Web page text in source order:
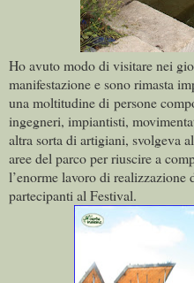
Ho avuto modo di visitare nei
manifestazione e sono rimasta
una moltitudine di persone
ingegneri, impiantisti,
altra sorta di artigiani, svolgeva
aree del parco per riuscire a
l’enorme lavoro di
partecipanti al Festival.